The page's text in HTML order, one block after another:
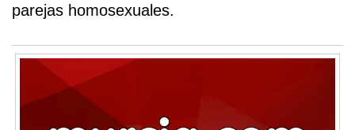
parejas homosexuales.